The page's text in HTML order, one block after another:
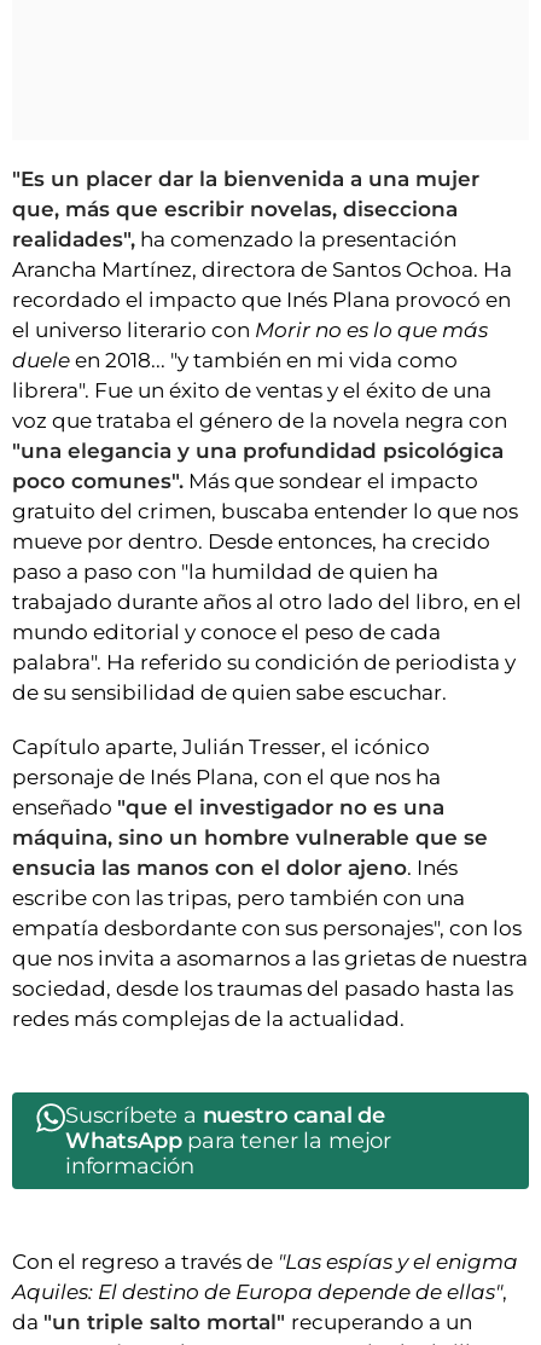
"Es un placer dar la bienvenida a una mujer
que, más que escribir novelas, disecciona
realidades", ha comenzado la presentación
Arancha Martínez, directora de Santos Ochoa. Ha
recordado el impacto que Inés Plana provocó en
el universo literario con Morir no es lo que más
duele en 2018... "y también en mi vida como
librera". Fue un éxito de ventas y el éxito de una
voz que trataba el género de la novela negra con
"una elegancia y una profundidad psicológica
poco comunes". Más que sondear el impacto
gratuito del crimen, buscaba entender lo que nos
mueve por dentro. Desde entonces, ha crecido
paso a paso con "la humildad de quien ha
trabajado durante años al otro lado del libro, en el
mundo editorial y conoce el peso de cada
palabra". Ha referido su condición de periodista y
de su sensibilidad de quien sabe escuchar.
Capítulo aparte, Julián Tresser, el icónico
personaje de Inés Plana, con el que nos ha
enseñado "que el investigador no es una
máquina, sino un hombre vulnerable que se
ensucia las manos con el dolor ajeno. Inés
escribe con las tripas, pero también con una
empatía desbordante con sus personajes", con los
que nos invita a asomarnos a las grietas de nuestra
sociedad, desde los traumas del pasado hasta las
redes más complejas de la actualidad.
Suscríbete a nuestro canal de
WhatsApppara tener la mejor
información
Con el regreso a través de "Las espías y el enigma
Aquiles: El destino de Europa depende de ellas",
da "un triple salto mortal" recuperando a un